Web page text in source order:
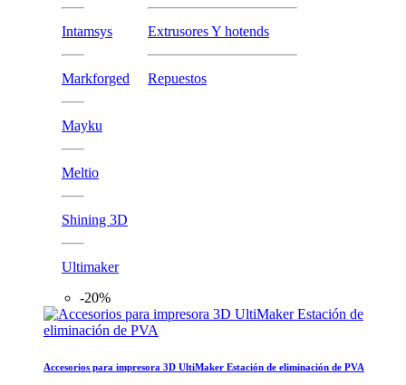
Intamsys
Markforged
Mayku
Meltio
Shining 3D
Ultimaker
Extrusores Y hotends
Repuestos
-20%
Accesorios para impresora 3D UltiMaker Estación de eliminación de PVA